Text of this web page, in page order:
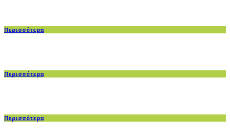
Περισσότερα
Περισσότερα
Περισσότερα